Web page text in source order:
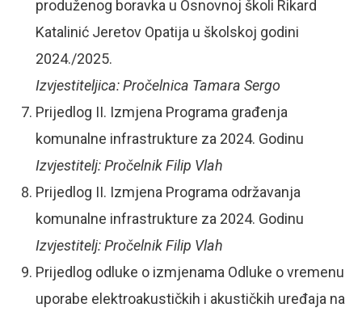
produženog boravka u Osnovnoj školi Rikard
Katalinić Jeretov Opatija u školskoj godini
2024./2025.
Izvjestiteljica: Pročelnica Tamara Sergo
Prijedlog II. Izmjena Programa građenja
komunalne infrastrukture za 2024. Godinu
Izvjestitelj: Pročelnik Filip Vlah
Prijedlog II. Izmjena Programa održavanja
komunalne infrastrukture za 2024. Godinu
Izvjestitelj: Pročelnik Filip Vlah
Prijedlog odluke o izmjenama Odluke o vremenu
uporabe elektroakustičkih i akustičkih uređaja na